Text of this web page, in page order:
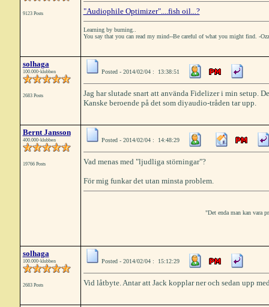
9123 Posts "Audiophile Optimizer"....fish oil...?
Learning by burning..
You say that you can read my mind--Be careful of what you might find. -
solhaga
100.000-klubben
2683 Posts
Posted - 2014/02/04 : 13:38:51
Jag har slutade snart att använda Fidelizer i min setup.
Kanske beroende på det som diyaudio-tråden tar upp.
Bernt Jansson
400.000-klubben
19766 Posts
Posted - 2014/02/04 : 14:48:29
Vad menas med "ljudliga störningar"?
För mig funkar det utan minsta problem.
"Det enda man kan vara
solhaga
100.000-klubben
2683 Posts
Posted - 2014/02/04 : 15:12:29
Vid låtbyte. Antar att Jack kopplar ner och sedan upp